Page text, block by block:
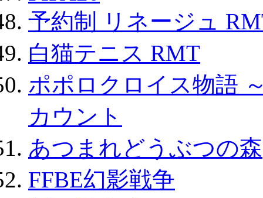
予約制 リネージュ
白猫テニス RMT
ポポロクロイス物語
カウント
あつまれどうぶつの森
FFBE幻影戦争